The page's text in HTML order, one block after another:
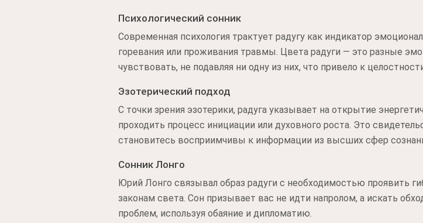
Психологический сонник
Современная психология трактует радугу как индикатор
горевания или проживания травмы. Цвета радуги — это разные
чувствовать, не подавляя ни одну из них, что привело к
Эзотерический подход
С точки зрения эзотерики, радуга указывает на открытие
проходить процесс инициации или духовного роста. Это
становитесь восприимчивы к информации из высших сфер
Сонник Лонго
Юрий Лонго связывал образ радуги с необходимостью проявить
законам света. Сон призывает вас не идти напролом, а искать
проблем, используя обаяние и дипломатию.